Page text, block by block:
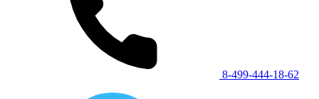
8-499-444-18-62